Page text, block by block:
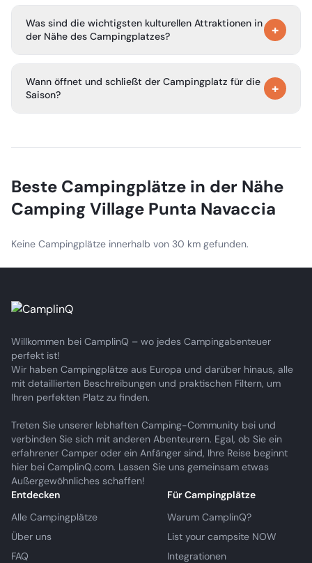
verschiedenen Routen genießen sowie an Food- und
Weintouren mit lokalen Verkostungen teilnehmen.
Was sind die wichtigsten kulturellen Attraktionen in
der Nähe des Campingplatzes?
+
italienischer Städte wie Assisi, Perugia, Siena, Florenz und
Rom, was die Erkundung der lokalen Kultur erleichtert.
Wann öffnet und schließt der Campingplatz für die
Saison?
+
zum 3. November 2026 geöffnet.
Beste Campingplätze in der Nähe
Camping Village Punta Navaccia
Keine Campingplätze innerhalb von 30 km gefunden.
Willkommen bei CamplinQ – wo jedes Campingabenteuer
perfekt ist!
Wir haben Campingplätze aus Europa und darüber hinaus, alle
mit detaillierten Beschreibungen und praktischen Filtern, um
Ihren perfekten Platz zu finden.
Treten Sie unserer lebhaften Camping-Community bei und
verbinden Sie sich mit anderen Abenteurern. Egal, ob Sie ein
erfahrener Camper oder ein Anfänger sind, Ihre Reise beginnt
hier bei CamplinQ.com. Lassen Sie uns gemeinsam etwas
Außergewöhnliches schaffen!
Entdecken
Alle Campingplätze
Über uns
FAQ
Für Campingplätze
Warum CamplinQ?
List your campsite NOW
Integrationen